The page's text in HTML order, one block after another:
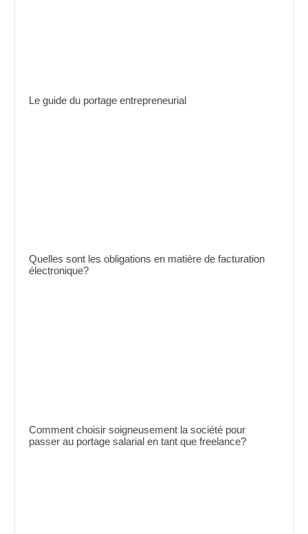
Le guide du portage entrepreneurial
Quelles sont les obligations en matière de facturation
électronique?
Comment choisir soigneusement la société pour
passer au portage salarial en tant que freelance?